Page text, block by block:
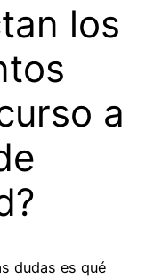
los
a
dudas es qué